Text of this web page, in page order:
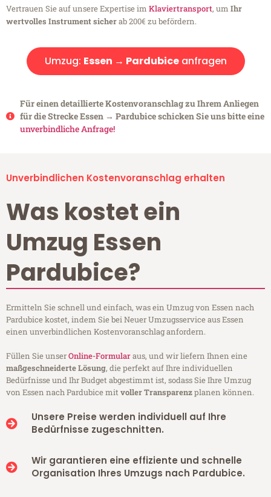
Vertrauen Sie auf unsere Expertise im Klaviertransport, um Ihr
wertvolles Instrument sicherab 200€ zu befördern.
Umzug: Essen → Pardubiceanfragen
Für einen detaillierte Kostenvoranschlag zu Ihrem Anliegen
für die Strecke Essen → Pardubice schicken Sie uns bitte eine
unverbindliche Anfrage!
Unverbindlichen Kostenvoranschlag erhalten
Was kostet ein
Umzug Essen
Pardubice?
Ermitteln Sie schnell und einfach, was ein Umzug von Essen nach
Pardubice kostet, indem Sie bei Neuer Umzugsservice aus Essen
einen unverbindlichen Kostenvoranschlag anfordern.
Füllen Sie unserOnline-Formularaus, und wir liefern Ihnen eine
maßgeschneiderte Lösung, die perfekt auf Ihre individuellen
Bedürfnisse und Ihr Budget abgestimmt ist, sodass Sie Ihre Umzug
von Essen nach Pardubice mitvoller Transparenzplanen können.
Unsere Preise werden individuell auf Ihre
Bedürfnisse zugeschnitten.
Wir garantieren eine effiziente und schnelle
Organisation Ihres Umzugs nach Pardubice.